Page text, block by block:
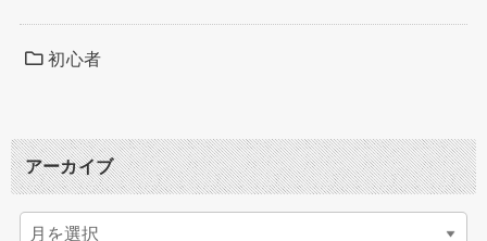
初心者
アーカイブ